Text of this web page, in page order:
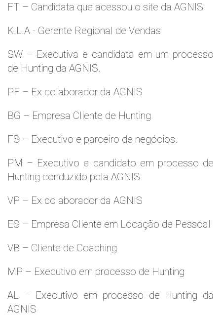
FT – Candidata que acessou o site da AGNIS
K.L.A - Gerente Regional de Vendas
SW – Executiva e candidata em um processo
de Hunting da AGNIS.
PF – Ex colaborador da AGNIS
BG – Empresa Cliente de Hunting
FS – Executivo e parceiro de negócios.
PM – Executivo e candidato em processo de
Hunting conduzido pela AGNIS
VP – Ex colaborador da AGNIS
ES – Empresa Cliente em Locação de Pessoal
VB – Cliente de Coaching
MP – Executivo em processo de Hunting
AL – Executivo em processo de Hunting da
AGNIS